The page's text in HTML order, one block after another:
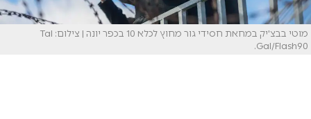
מוטי בבצ'יק במחאת חסידי גור מחוץ לכלא 10 בכפר יונה | צילום: Tal
Gal/Flash90.